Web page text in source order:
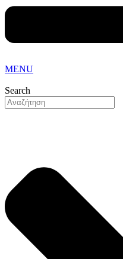
MENU
Search